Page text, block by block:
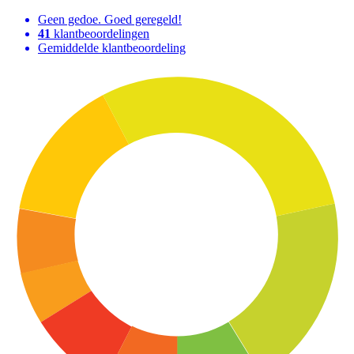
Geen gedoe. Goed geregeld!
41 klantbeoordelingen
Gemiddelde klantbeoordeling